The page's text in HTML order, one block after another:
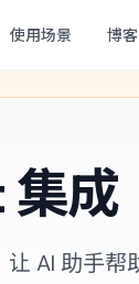
使用场景 博客
成
AI 助手帮